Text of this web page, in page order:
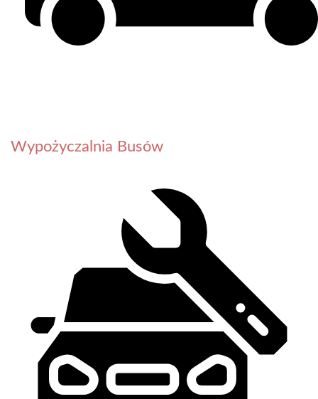
Wypożyczalnia Busów